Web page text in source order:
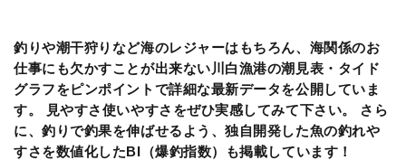
釣りや潮干狩りなど海のレジャーはもちろん、海関係のお
仕事にも欠かすことが出来ない川白漁港の潮見表・タイド
グラフをピンポイントで詳細な最新データを公開していま
す。 見やすさ使いやすさをぜひ実感してみて下さい。 さら
に、釣りで釣果を伸ばせるよう、独自開発した魚の釣れや
すさを数値化したBI（爆釣指数）も掲載しています！